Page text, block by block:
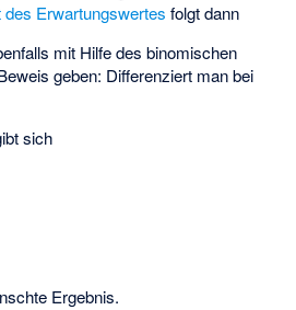
des Erwartungswertes folgt dann
mit Hilfe des binomischen
geben: Differenziert man bei
sich
Ergebnis.